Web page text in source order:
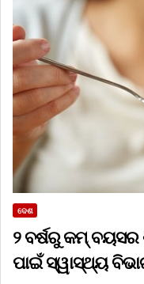
ଦେଶ
୨ ବର୍ଷରୁ କମ୍
ପାଇଁ ସ୍ୱାସ୍ଥ୍ୟ